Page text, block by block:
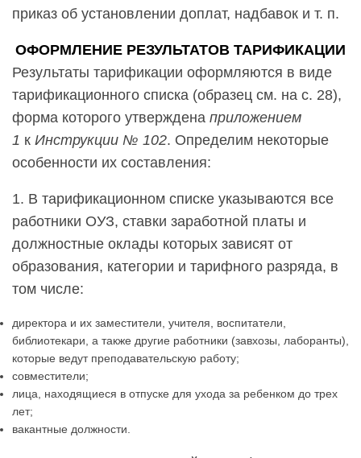
приказ об установлении доплат, надбавок и т. п.
ОФОРМЛЕНИЕ РЕЗУЛЬТАТОВ ТАРИФИКАЦИИ
Результаты тарификации оформляются в виде
тарификационного списка (образец см. на с. 28),
форма которого утверждена приложением
1 к Инструкции № 102. Определим некоторые
особенности их составления:
1. В тарификационном списке указываются все
работники ОУЗ, ставки заработной платы и
должностные оклады которых зависят от
образования, категории и тарифного разряда, в
том числе:
директора и их заместители, учителя, воспитатели,
библиотекари, а также другие работники (завхозы, лаборанты),
которые ведут преподавательскую работу;
совместители;
лица, находящиеся в отпуске для ухода за ребенком до трех
лет;
вакантные должности.